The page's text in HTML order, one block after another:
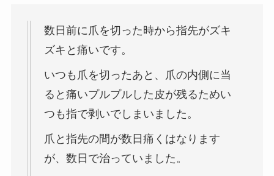
数日前に爪を切った時から指先がズキ
ズキと痛いです。
いつも爪を切ったあと、爪の内側に当
ると痛いプルプルした皮が残るためい
つも指で剥いでしまいました。
爪と指先の間が数日痛くはなります
が、数日で治っていました。